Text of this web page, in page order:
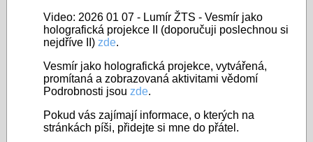
Video: 2026 01 07 - Lumír ŽTS - Vesmír jako
holografická projekce II (doporučuji poslechnou si
nejdříve II) zde.
Vesmír jako holografická projekce, vytvářená,
promítaná a zobrazovaná aktivitami vědomí
Podrobnosti jsou zde.
Pokud vás zajímají informace, o kterých na
stránkách píši, přidejte si mne do přátel.